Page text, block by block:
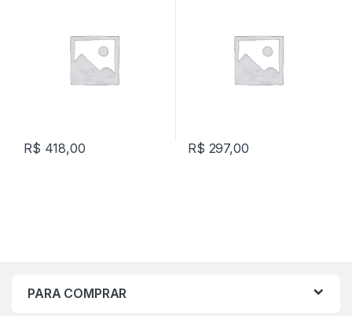
R$ 418,00 R$ 297,00
PARA COMPRAR